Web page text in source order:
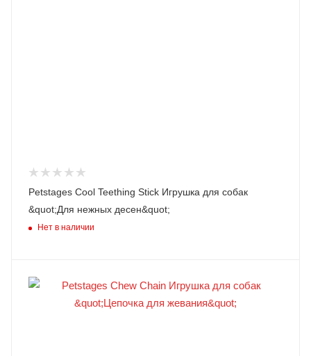
Petstages Cool Teething Stick Игрушка для собак
&quot;Для нежных десен&quot;
Нет в наличии